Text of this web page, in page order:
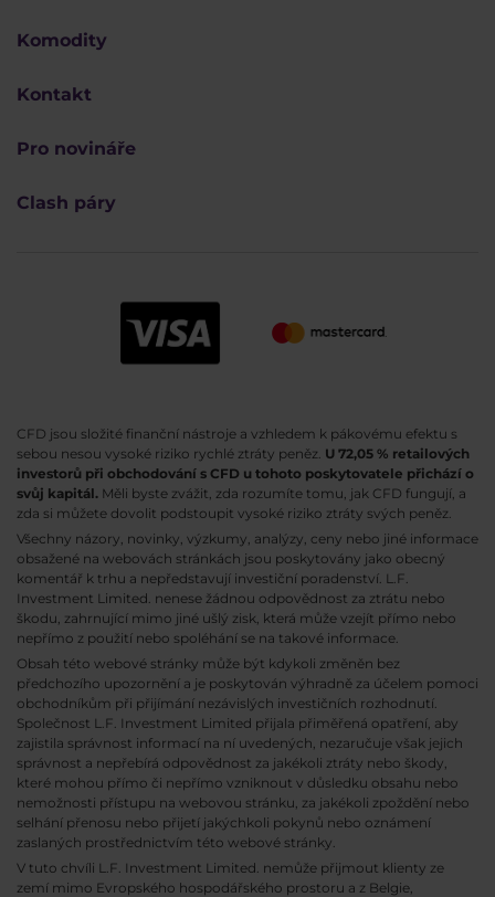
Komodity
Kontakt
Pro novináře
Clash páry
CFD jsou složité finanční nástroje a vzhledem k pákovému efektu s
sebou nesou vysoké riziko rychlé ztráty peněz. U 72,05 % retailových
investorů při obchodování s CFD u tohoto poskytovatele přichází o
svůj kapitál. Měli byste zvážit, zda rozumíte tomu, jak CFD fungují, a
zda si můžete dovolit podstoupit vysoké riziko ztráty svých peněz.
Všechny názory, novinky, výzkumy, analýzy, ceny nebo jiné informace
obsažené na webovách stránkách jsou poskytovány jako obecný
komentář k trhu a nepředstavují investiční poradenství. L.F.
Investment Limited. nenese žádnou odpovědnost za ztrátu nebo
škodu, zahrnující mimo jiné ušlý zisk, která může vzejít přímo nebo
nepřímo z použití nebo spoléhání se na takové informace.
Obsah této webové stránky může být kdykoli změněn bez
předchozího upozornění a je poskytován výhradně za účelem pomoci
obchodníkům při přijímání nezávislých investičních rozhodnutí.
Společnost L.F. Investment Limited přijala přiměřená opatření, aby
zajistila správnost informací na ní uvedených, nezaručuje však jejich
správnost a nepřebírá odpovědnost za jakékoli ztráty nebo škody,
které mohou přímo či nepřímo vzniknout v důsledku obsahu nebo
nemožnosti přístupu na webovou stránku, za jakékoli zpoždění nebo
selhání přenosu nebo přijetí jakýchkoli pokynů nebo oznámení
zaslaných prostřednictvím této webové stránky.
V tuto chvíli L.F. Investment Limited. nemůže přijmout klienty ze
zemí mimo Evropského hospodářského prostoru a z Belgie,